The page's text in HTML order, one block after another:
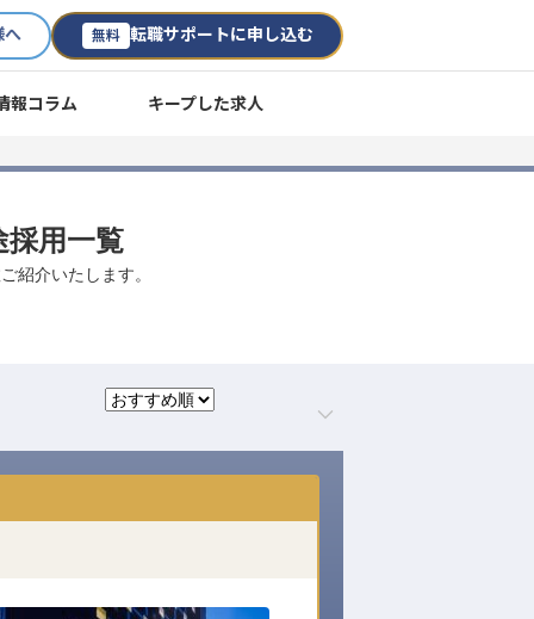
へ 無料 転職サポートに申し込む
報コラム キープした求人
用一覧
紹介いたします。